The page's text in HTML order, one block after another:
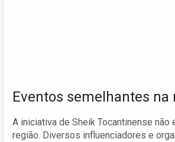
Eventos semelhantes na
A iniciativa de Sheik Tocantinense não
região. Diversos influenciadores e